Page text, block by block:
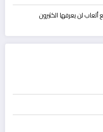
لن يعرفها الكثيرون